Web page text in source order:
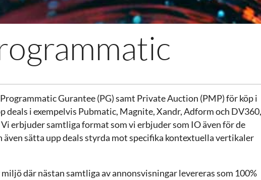
Gurantee (PG) samt Private Auction (PMP) för köp i
deals i exempelvis Pubmatic, Magnite, Xandr, Adform och DV360,
erbjuder samtliga format som vi erbjuder som IO även för de
även sätta upp deals styrda mot specifika kontextuella vertikaler
där nästan samtliga av annonsvisningar levereras som 100%